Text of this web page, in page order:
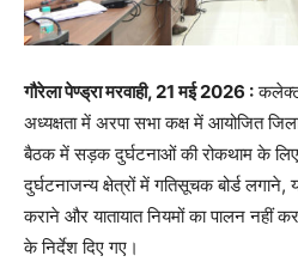
गौरेला पेण्ड्रा मरवाही, 21 मई 2026 :
अध्यक्षता में अरपा सभा कक्ष में आयोजित
बैठक में सड़क दुर्घटनाओं की रोकथाम के लिए
दुर्घटनाजन्य क्षेत्रों में गतिसूचक बोर्ड लगाने,
कराने और यातायात नियमों का पालन नहीं
के निर्देश दिए गए।